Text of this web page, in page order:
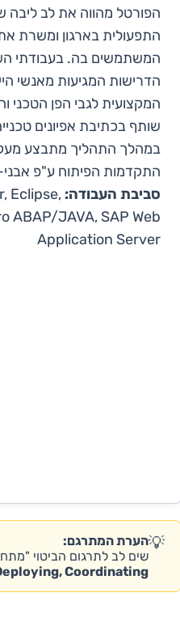
הפורטל מהווה את לב
התפעולית בארגון ומשרת
המשתמשים בה. בעבודתי
הדרישות המגיעות מאנשי
המקצועית לגבי הפן הטכני
שותף בכתיבת אפיונים
במהלך התהליך מתבצע
התקדמות הפיתוח ע"פ
סביבת העבודה: Eclipse,
ABAP/JAVA, SAP Web
Application Server
💡הערת המתרגם:
שים לב לתרגום הביטוי
Coordinating